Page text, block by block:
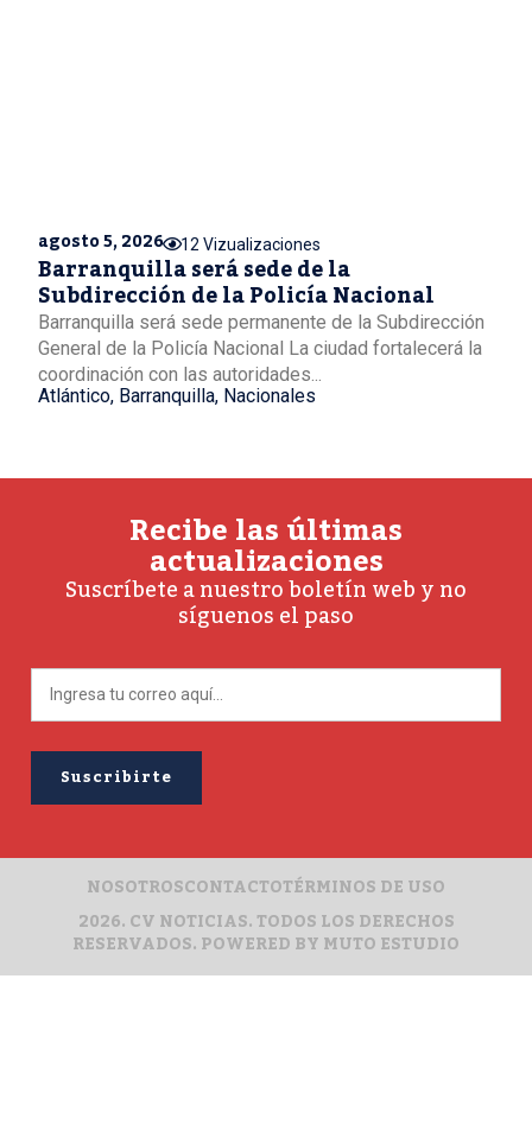
agosto 5, 2026 12 Vizualizaciones
Barranquilla será sede de la
Subdirección de la Policía Nacional
Barranquilla será sede permanente de la Subdirección
General de la Policía Nacional La ciudad fortalecerá la
coordinación con las autoridades...
Atlántico, Barranquilla, Nacionales
Recibe las últimas
actualizaciones
Suscríbete a nuestro boletín web y no
síguenos el paso
2026. CV NOTICIAS. TODOS LOS DERECHOS
RESERVADOS. POWERED BYMUTO ESTUDIO
NOSOTROSCONTACTOTÉRMINOS DE USO